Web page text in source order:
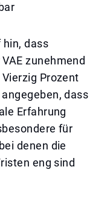
hin, dass
zunehmend
Prozent
dass
Erfahrung
für
denen die
eng sind